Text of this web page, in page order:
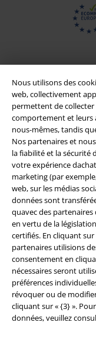
Nous utilisons des
web, collectivement
permettent de
comportement et leurs
nous-mêmes, tandis
Nos partenaires et
la fiabilité et la sécurité
votre expérience
marketing (par
web, sur les médias
données sont
quavec des
en vertu de la
certifiés. En cliquant
partenaires utilisions
consentement en
nécessaires seront
préférences
révoquer ou de
cliquant sur « {3} ».
données, veuillez
Légal
Conditions générales
Éditeur
Clauses de
Élimination des
Déclaration de
Informations sur